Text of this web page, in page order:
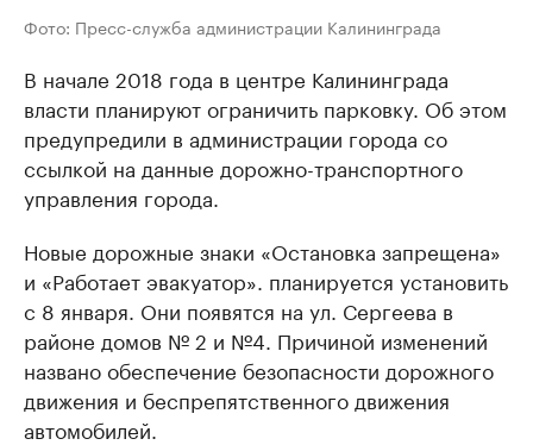
Фото: Пресс-служба администрации Калининграда
В начале 2018 года в центре Калининграда
власти планируют ограничить парковку. Об этом
предупредили в администрации города со
ссылкой на данные дорожно-транспортного
управления города.
Новые дорожные знаки «Остановка запрещена»
и «Работает эвакуатор». планируется установить
с 8 января. Они появятся на ул. Сергеева в
районе домов № 2 и №4. Причиной изменений
названо обеспечение безопасности дорожного
движения и беспрепятственного движения
автомобилей.